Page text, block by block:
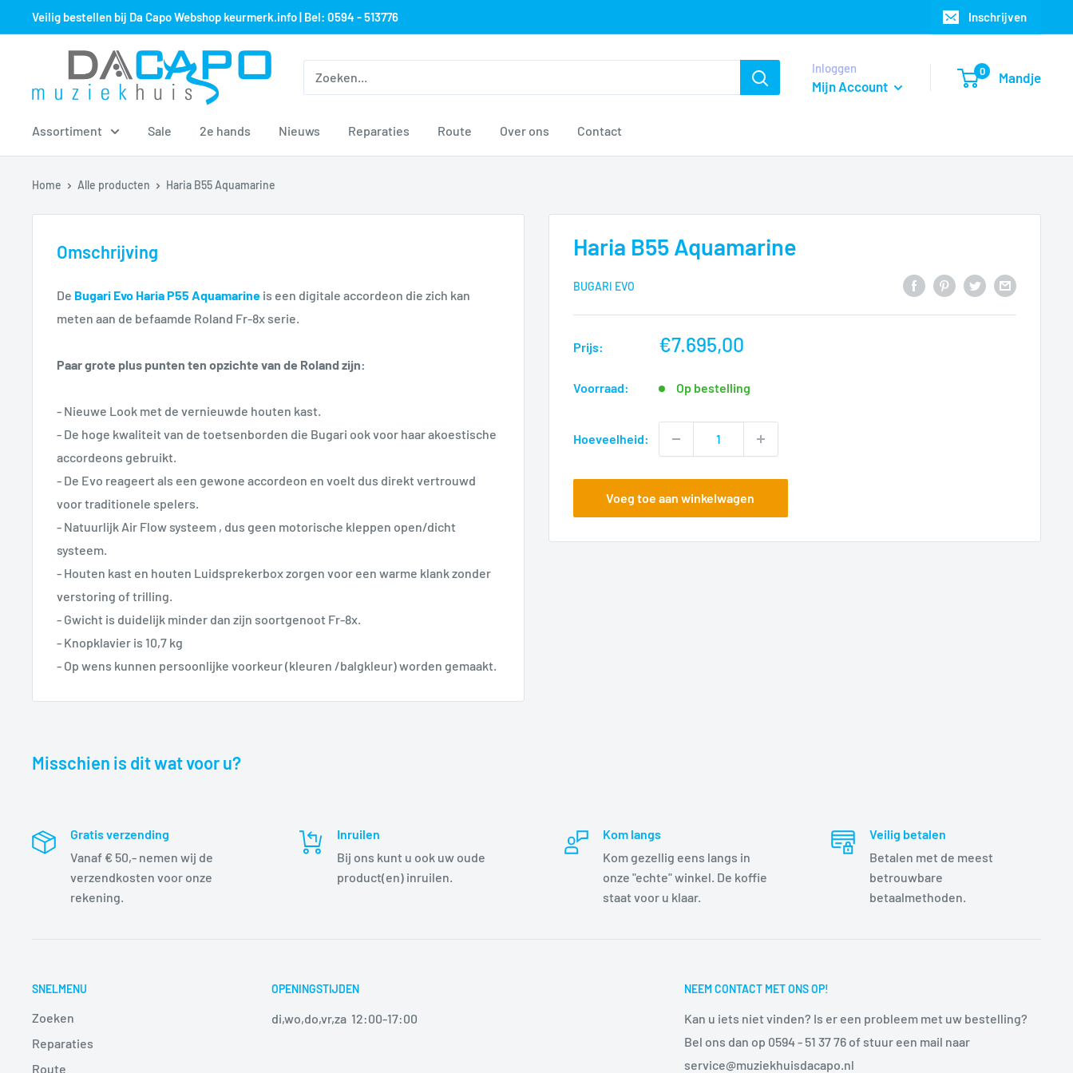
over
Veilig bestellen bij Da Capo Webshop keurmerk.info | Bel: 0594 - 513776 Inschrijven
Muziekhuis
Da
Inloggen
Mijn Account
0 Mandje
Assortiment Sale 2e hands Nieuws Reparaties Route Over ons Contact
Home Alle producten Haria B55 Aquamarine
Haria B55 Aquamarine
BUGARI EVO
Prijs:
nu
€7.695,00
Voorraad: Op bestelling
Hoeveelheid:
Voeg toe aan winkelwagen
Omschrijving
De Bugari Evo Haria P55 Aquamarine is een digitale accordeon die zich kan
meten aan de befaamde Roland Fr-8x serie.
Paar grote plus punten ten opzichte van de Roland zijn:
- Nieuwe Look met de vernieuwde houten kast.
- De hoge kwaliteit van de toetsenborden die Bugari ook voor haar akoestische
accordeons gebruikt.
- De Evo reageert als een gewone accordeon en voelt dus direkt vertrouwd
voor traditionele spelers.
- Natuurlijk Air Flow systeem , dus geen motorische kleppen open/dicht
systeem.
- Houten kast en houten Luidsprekerbox zorgen voor een warme klank zonder
verstoring of trilling.
- Gwicht is duidelijk minder dan zijn soortgenoot Fr-8x.
- Knopklavier is 10,7 kg
- Op wens kunnen persoonlijke voorkeur (kleuren /balgkleur) worden gemaakt.
Misschien is dit wat voor u?
Gratis verzending
Vanaf € 50,- nemen wij de
verzendkosten voor onze
rekening.
Inruilen
Bij ons kunt u ook uw oude
product(en) inruilen.
Kom langs
Kom gezellig eens langs in
onze "echte" winkel. De koffie
staat voor u klaar.
Veilig betalen
Betalen met de meest
betrouwbare
betaalmethoden.
SNELMENU
Zoeken
Reparaties
Route
OPENINGSTIJDEN
di,wo,do,vr,za 12:00-17:00
NEEM CONTACT MET ONS OP!
Kan u iets niet vinden? Is er een probleem met uw bestelling?
Bel ons dan op 0594 - 51 37 76 of stuur een mail naar
service@muziekhuisdacapo.nl